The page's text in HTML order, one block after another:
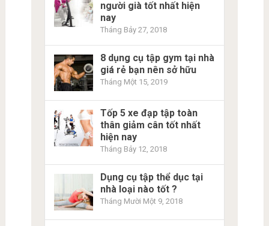
người già tốt nhất hiện
nay
Tháng Bảy 27, 2018
8 dụng cụ tập gym tại nhà
giá rẻ bạn nên sở hữu
Tháng Một 15, 2019
Tốp 5 xe đạp tập toàn
thân giảm cân tốt nhất
hiện nay
Tháng Bảy 12, 2018
Dụng cụ tập thể dục tại
nhà loại nào tốt ?
Tháng Mười Một 9, 2018